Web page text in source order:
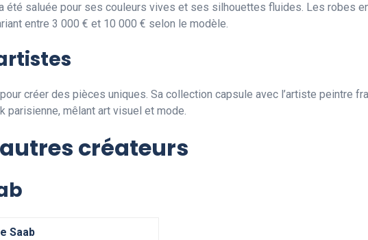
été saluée pour ses couleurs vives et ses silhouettes fluides. Les robes
entre 3 000 € et 10 000 € selon le modèle.
créer des pièces uniques. Sa collection capsule avec l’artiste peintre
parisienne, mêlant art visuel et mode.
créateurs
Saab